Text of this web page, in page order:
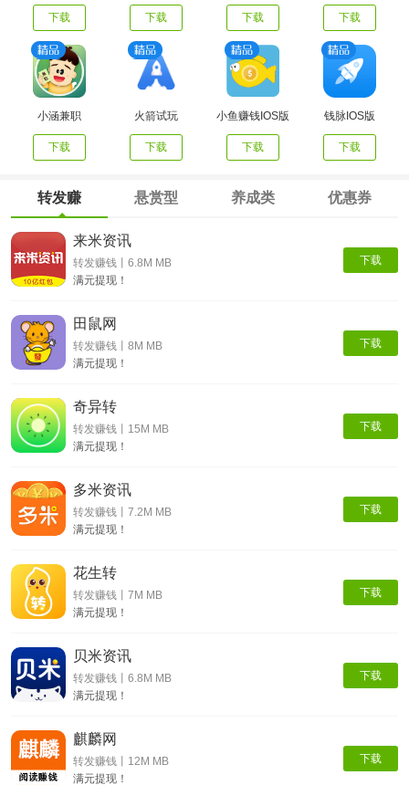
下载 下载 下载 下载
小涵兼职
下载
火箭试玩
下载
小鱼赚钱IOS版
下载
钱脉IOS版
下载
转发赚 悬赏型 养成类 优惠券
下载
来米资讯
转发赚钱丨6.8M MB
满元提现！
下载
田鼠网
转发赚钱丨8M MB
满元提现！
下载
奇异转
转发赚钱丨15M MB
满元提现！
下载
多米资讯
转发赚钱丨7.2M MB
满元提现！
下载
花生转
转发赚钱丨7M MB
满元提现！
下载
贝米资讯
转发赚钱丨6.8M MB
满元提现！
下载
麒麟网
转发赚钱丨12M MB
满元提现！